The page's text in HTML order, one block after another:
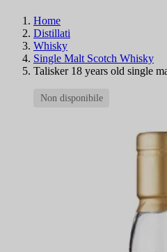
Home
Distillati
Whisky
Single Malt Scotch Whisky
Talisker 18 years old single
Non disponibile